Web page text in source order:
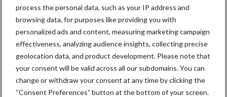
process the personal data, such as your IP address and
browsing data, for purposes like providing you with
personalized ads and content, measuring marketing campaign
effectiveness, analyzing audience insights, collecting precise
geolocation data, and product development. Please note that
your consent will be valid across all our subdomains. You can
change or withdraw your consent at any time by clicking the
“Consent Preferences” button at the bottom of your screen.
Je weet nooit wat erin zit. Met de voorziening heb ik daar veel
meer grip op.”
In 2023 nog met 36% MIA en 75%
Vamil?
Als veehouder kunt u in 2023 profiteren van de MIA/Vamil